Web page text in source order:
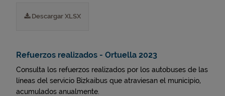
Descargar XLSX
Refuerzos realizados - Ortuella 2023
Consulta los refuerzos realizados por los autobuses de las
líneas del servicio Bizkaibus que atraviesan el municipio,
acumulados anualmente.